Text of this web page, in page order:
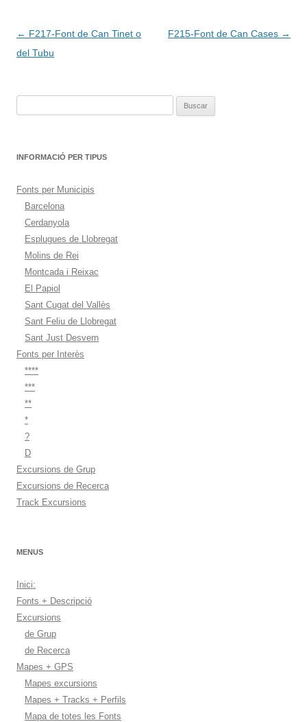
Navegación
de
← F217-Font de Can Tinet o
del Tubu
F215-Font de Can Cases →
INFORMACIÓ PER TIPUS
Fonts per Municipis
Barcelona
Cerdanyola
Esplugues de Llobregat
Molins de Rei
Montcada i Reixac
El Papiol
Sant Cugat del Vallès
Sant Feliu de Llobregat
Sant Just Desvern
Fonts per Interès
****
***
**
*
?
D
Excursions de Grup
Excursions de Recerca
Track Excursions
MENUS
Inici:
Fonts + Descripció
Excursions
de Grup
de Recerca
Mapes + GPS
Mapes excursions
Mapes + Tracks + Perfils
Mapa de totes les Fonts